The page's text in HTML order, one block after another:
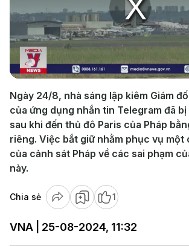
Play
Ngày 24/8, nhà sáng lập kiêm Giám
của ứng dụng nhắn tin Telegram đã
sau khi đến thủ đô Paris của Pháp
riêng. Việc bắt giữ nhằm phục vụ một
của cảnh sát Pháp về các sai phạm
này.
Chia sẻ 1
VNA | 25-08-2024, 11:32